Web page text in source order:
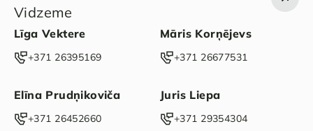
Vidzeme
Līga Vektere
‭+371 26395169‬
Māris Korņējevs
‭+371 26677531‬
Elīna Prudņikoviča
+371 26452660‬
Juris Liepa
‭+371 29354304‬